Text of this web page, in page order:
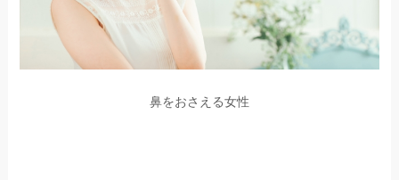
鼻をおさえる女性